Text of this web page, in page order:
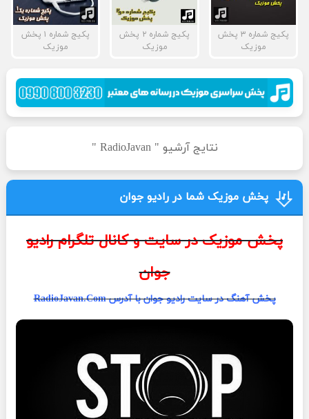
پکیج شماره ۳ پخش
موزیک
پکیج شماره ۲ پخش
موزیک
پکیج شماره ۱ پخش
موزیک
نتایج آرشیو " RadioJavan "
پخش موزیک شما در رادیو جوان
پخش موزیک در سایت و کانال تلگرام رادیو
جوان
پخش آهنگ در سایت رادیو جوان با آدرس RadioJavan.Com